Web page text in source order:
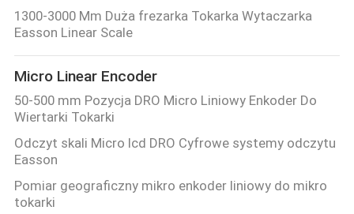
1300-3000 Mm Duża frezarka Tokarka Wytaczarka
Easson Linear Scale
Micro Linear Encoder
50-500 mm Pozycja DRO Micro Liniowy Enkoder Do
Wiertarki Tokarki
Odczyt skali Micro lcd DRO Cyfrowe systemy odczytu
Easson
Pomiar geograficzny mikro enkoder liniowy do mikro
tokarki